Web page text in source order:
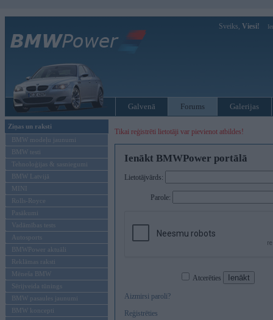
Sveiks, Viesi!
Galvenā Forums Galerijas
Ziņas un raksti
BMW modeļu jaunumi
BMW testi
Tehnoloģijas & sasniegumi
BMW Latvijā
MINI
Rolls-Royce
Pasākumi
Vadāmības tests
Autosports
BMWPower aktuāli
Reklāmas raksti
Mēneša BMW
Sērijveida tūnings
BMW pasaules jaunumi
BMW koncepti
Tikai reģistrēti lietotāji var pievienot atbildes!
Ienākt BMWPower portālā
Lietotājvārds:
Parole:
Atcerēties
Aizmirsi paroli?
Reģistrēties